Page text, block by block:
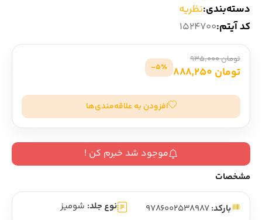
دسته‌بندی:نظریه
کد آیتم:1524700
تومان 935,000
تومان 888,250 5٪-
افزودن به علاقه‌مندی‌ها
موجود شد خبرم کن !
مشخصات
بارکد:9786002538987 نوع جلد: شومیز